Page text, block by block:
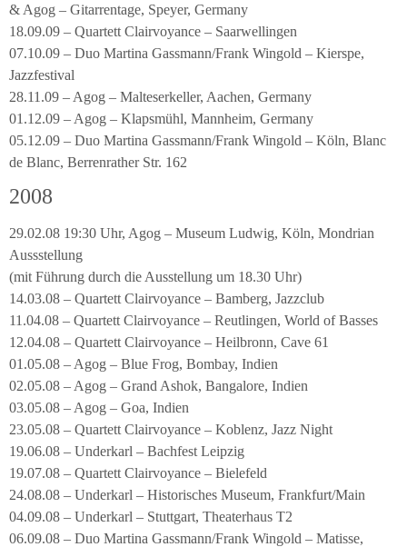
& Agog – Gitarrentage, Speyer, Germany
18.09.09 – Quartett Clairvoyance – Saarwellingen
07.10.09 – Duo Martina Gassmann/Frank Wingold – Kierspe,
Jazzfestival
28.11.09 – Agog – Malteserkeller, Aachen, Germany
01.12.09 – Agog – Klapsmühl, Mannheim, Germany
05.12.09 – Duo Martina Gassmann/Frank Wingold – Köln, Blanc
de Blanc, Berrenrather Str. 162
2008
29.02.08 19:30 Uhr, Agog – Museum Ludwig, Köln, Mondrian
Aussstellung
(mit Führung durch die Ausstellung um 18.30 Uhr)
14.03.08 – Quartett Clairvoyance – Bamberg, Jazzclub
11.04.08 – Quartett Clairvoyance – Reutlingen, World of Basses
12.04.08 – Quartett Clairvoyance – Heilbronn, Cave 61
01.05.08 – Agog – Blue Frog, Bombay, Indien
02.05.08 – Agog – Grand Ashok, Bangalore, Indien
03.05.08 – Agog – Goa, Indien
23.05.08 – Quartett Clairvoyance – Koblenz, Jazz Night
19.06.08 – Underkarl – Bachfest Leipzig
19.07.08 – Quartett Clairvoyance – Bielefeld
24.08.08 – Underkarl – Historisches Museum, Frankfurt/Main
04.09.08 – Underkarl – Stuttgart, Theaterhaus T2
06.09.08 – Duo Martina Gassmann/Frank Wingold – Matisse,